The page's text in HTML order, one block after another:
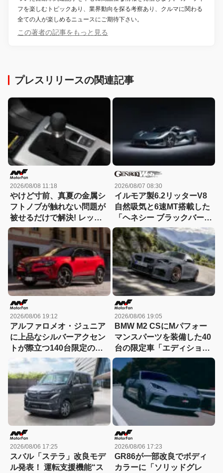
フを楽しむトピックあり、業界動向を探る考察あり、クルマに関わる
全ての人が楽しめるニュースにご期待下さい。
この著者の記事をもっと見る
プレスリリースの関連記事
2026/08/08 11:18
やけど寸前、真夏の金属シ
フトノブが触れない問題が
被せるだけで解決! レッツ
ォのシリコンカバーが夏も
冬も快適すぎる! 【CAR
MONO図鑑】
2026/08/07 08:30
イルモア製6.2リッターV8
自然吸気と6速MT搭載した
「ヘネシー ブラックバー
ド」がデビュー【動画】
2026/08/06 19:12
アルファロメオ・ジュニア
に上品なシルバーアクセン
トが際立つ140台限定の
「スポルト スペチアーレ」
が登場！
2026/08/06 19:05
BMW M2 CSにMパフォー
マンスパーツを装備した40
台の限定車「エディショ
ン・エッジ」が登場！
2026/08/06 17:25
スバル「ステラ」改良モデ
ル発表！ 運転支援機能“ス
2026/08/06 17:23
GR86が一部改良でボディ
カラーに「ソリッドグレ